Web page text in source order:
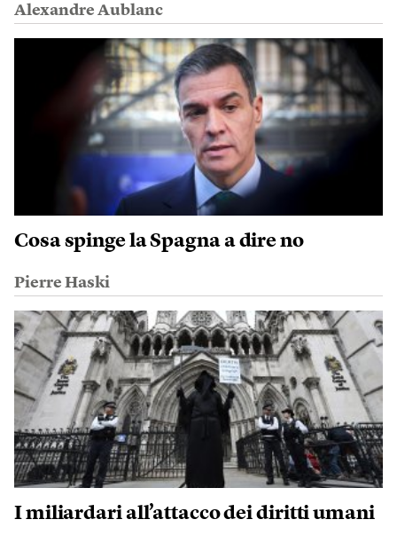
Alexandre Aublanc
Cosa spinge la Spagna a dire no
Pierre Haski
I miliardari all’attacco dei diritti umani